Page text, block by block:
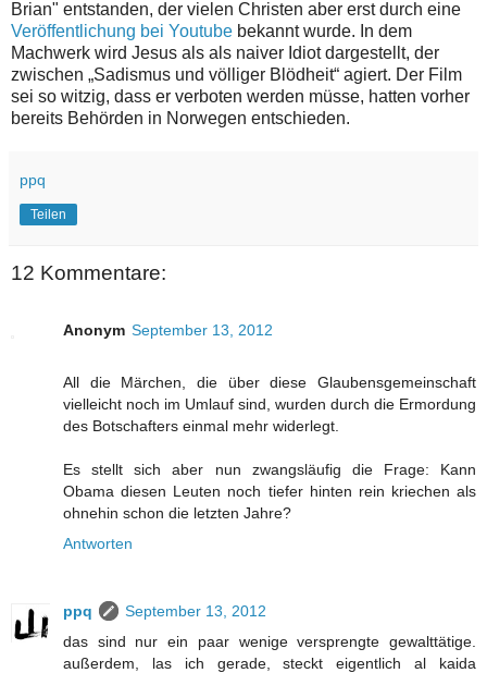
Brian" entstanden, der vielen Christen aber erst durch eine
Veröffentlichung bei Youtube bekannt wurde. In dem
Machwerk wird Jesus als als naiver Idiot dargestellt, der
zwischen „Sadismus und völliger Blödheit“ agiert. Der Film
sei so witzig, dass er verboten werden müsse, hatten vorher
bereits Behörden in Norwegen entschieden.
ppq
Teilen
12 Kommentare:
Anonym September 13, 2012
All die Märchen, die über diese Glaubensgemeinschaft
vielleicht noch im Umlauf sind, wurden durch die Ermordung
des Botschafters einmal mehr widerlegt.
Es stellt sich aber nun zwangsläufig die Frage: Kann
Obama diesen Leuten noch tiefer hinten rein kriechen als
ohnehin schon die letzten Jahre?
Antworten
ppq
September 13, 2012
das sind nur ein paar wenige versprengte gewalttätige.
außerdem, las ich gerade, steckt eigentlich al kaida